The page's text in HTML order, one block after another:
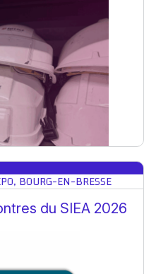
BOURG-EN-BRESSE
du SIEA 2026